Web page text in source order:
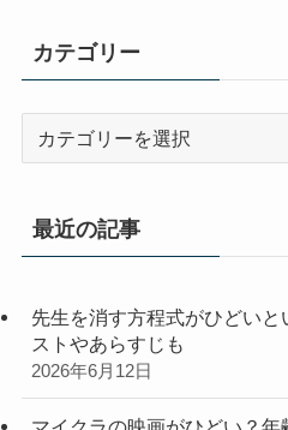
カテゴリー
リ
最近の記事
先生を消す方程式がひどい
ストやあらすじも
2026年6月12日